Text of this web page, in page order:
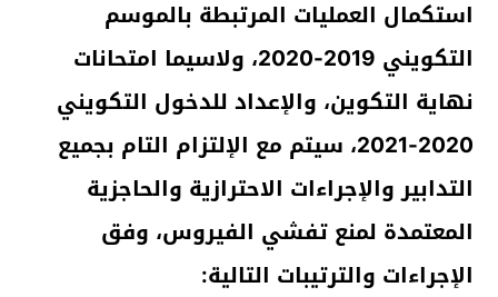
استكمال العمليات المرتبطة بالموسم
التكويني 2019-2020، ولاسيما امتحانات
نهاية التكوين، والإعداد للدخول التكويني
2020-2021، سيتم مع الإلتزام التام بجميع
التدابير والإجراءات الاحترازية والحاجزية
المعتمدة لمنع تفشي الفيروس، وفق
الإجراءات والترتيبات التالية: